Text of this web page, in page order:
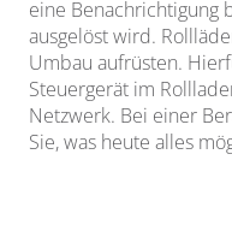
eine Benachrichtigung
ausgelöst wird.
Umbau aufrüsten.
Steuergerät im
Netzwerk. Bei einer
Sie, was heute alles